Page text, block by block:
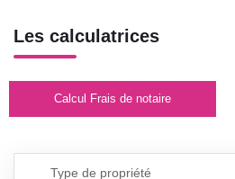
Les calculatrices
Calcul Frais de notaire